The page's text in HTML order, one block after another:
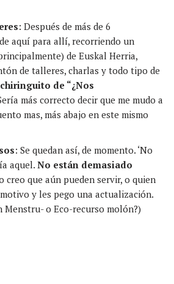
: Después de más de 6
aquí para allí, recorriendo un
de Euskal Herria,
de talleres, charlas y todo tipo de
de “¿Nos
más correcto decir que me mudo a
mas, más abajo en este mismo
: Se quedan así, de momento. ‘No
aquel. No están demasiado
creo que aún pueden servir, o quien
y les pego una actualización.
Menstru- o Eco-recurso molón?)